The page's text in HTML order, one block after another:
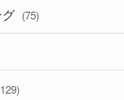
(8) (21)
(75)